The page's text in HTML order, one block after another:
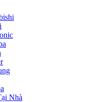
Nhà